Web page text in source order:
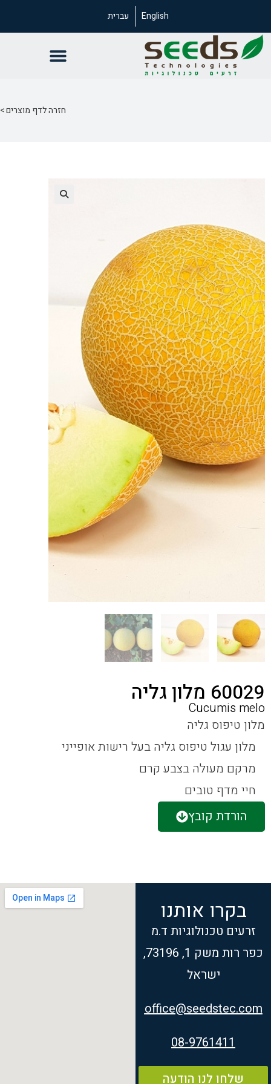
English עברית
חזרה לדף מוצרים >
60029 מלון גליה
Cucumis melo
מלון טיפוס גליה
מלון עגול טיפוס גליה בעל רישות אופייני
מרקם מעולה בצבע קרם
חיי מדף טובים
הורדת קובץ
בקרו אותנו
זרעים טכנולוגיות ד.מ
כפר רות משק 1, 73196,
ישראל
office@seedstec.com
08-9761411
שלחו לנו הודעה